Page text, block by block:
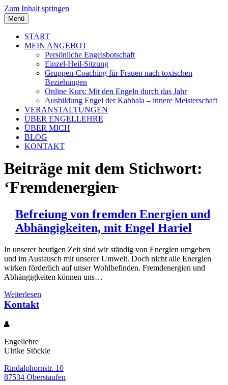
Zum Inhalt springen
Menü
START
MEIN ANGEBOT
Persönliche Engelsbotschaft
Einzel-Heil-Sitzung
Gruppen-Coaching für Frauen nach toxischen
Beziehungen
Online Kurs: Mit den Engeln durch das Jahr
Ausbildung Engel der Kabbala – innere Meisterschaft
VERANSTALTUNGEN
ÜBER ENGELLEHRE
ÜBER MICH
BLOG
KONTAKT
Beiträge mit dem Stichwort:
‘Fremdenergien̵
Befreiung von fremden Energien und
Abhängigkeiten, mit Engel Hariel
In unserer heutigen Zeit sind wir ständig von Energien umgeben
und im Austausch mit unserer Umwelt. Doch nicht alle Energien
wirken förderlich auf unser Wohlbefinden. Fremdenergien und
Abhängigkeiten können uns…
Weiterlesen
Kontakt
Engellehre
Ulrike Stöckle
Rindalphornstr. 10
87534 Oberstaufen